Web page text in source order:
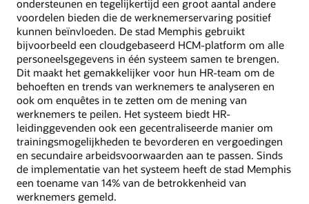
ondersteunen en tegelijkertijd een groot aantal andere
voordelen bieden die de werknemerservaring positief
kunnen beïnvloeden. De stad Memphis gebruikt
bijvoorbeeld een cloudgebaseerd HCM-platform om alle
personeelsgegevens in één systeem samen te brengen.
Dit maakt het gemakkelijker voor hun HR-team om de
behoeften en trends van werknemers te analyseren en
ook om enquêtes in te zetten om de mening van
werknemers te peilen. Het systeem biedt HR-
leidinggevenden ook een gecentraliseerde manier om
trainingsmogelijkheden te bevorderen en vergoedingen
en secundaire arbeidsvoorwaarden aan te passen. Sinds
de implementatie van het systeem heeft de stad Memphis
een toename van 14% van de betrokkenheid van
werknemers gemeld.